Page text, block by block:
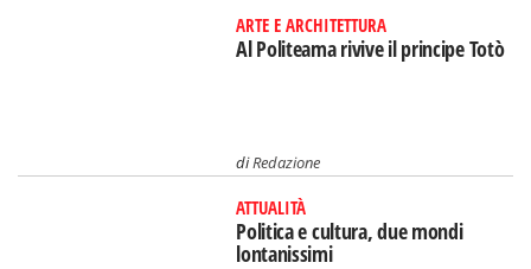
ARTE E ARCHITETTURA
Al Politeama rivive il principe Totò
diRedazione
ATTUALITÀ
Politica e cultura, due mondi
lontanissimi